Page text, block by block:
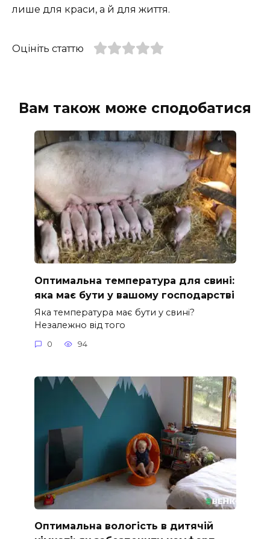
лише для краси, а й для життя.
Оцініть статтю
Вам також може сподобатися
Оптимальна температура для свині:
яка має бути у вашому господарстві
Яка температура має бути у свині?
Незалежно від того
0 94
Оптимальна вологість в дитячій